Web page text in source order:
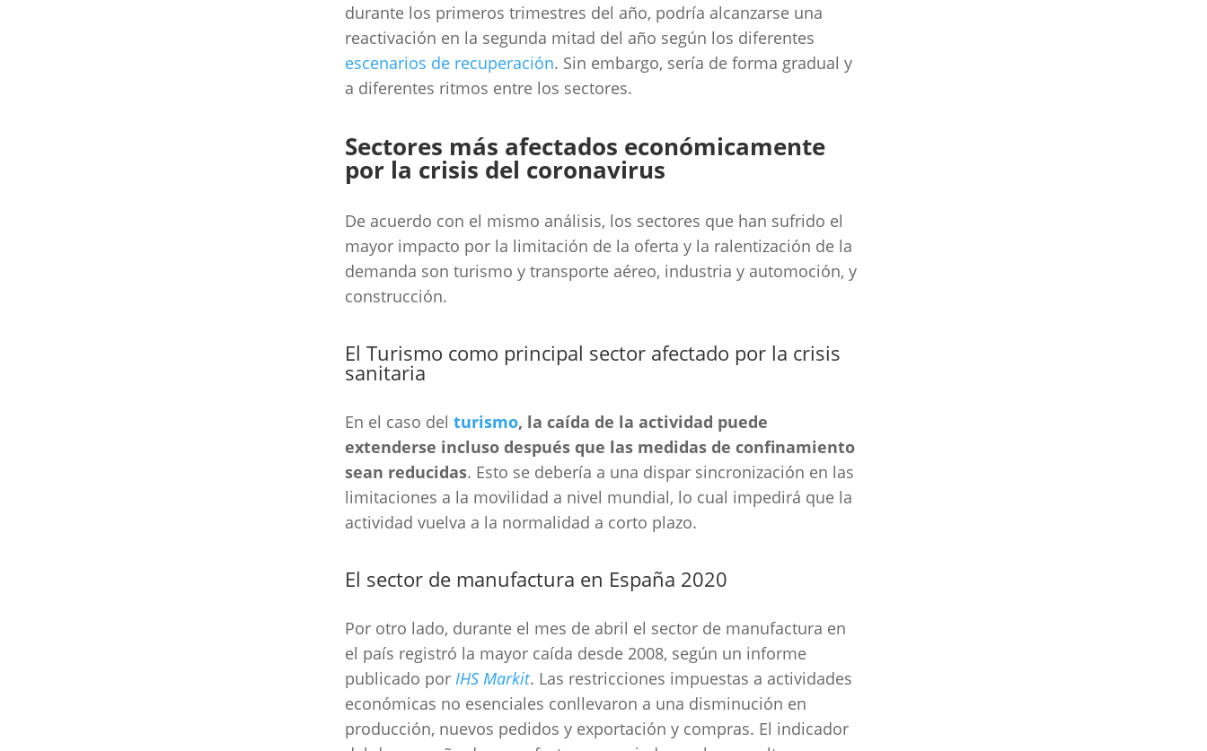
durante los primeros trimestres del año, podría alcanzarse una
reactivación en la segunda mitad del año según los diferentes
escenarios de recuperación. Sin embargo, sería de forma gradual y
a diferentes ritmos entre los sectores.
Sectores más afectados económicamente
por la crisis del coronavirus
De acuerdo con el mismo análisis, los sectores que han sufrido el
mayor impacto por la limitación de la oferta y la ralentización de la
demanda son turismo y transporte aéreo, industria y automoción, y
construcción.
El Turismo como principal sector afectado por la crisis
sanitaria
En el caso del turismo, la caída de la actividad puede
extenderse incluso después que las medidas de confinamiento
sean reducidas. Esto se debería a una dispar sincronización en las
limitaciones a la movilidad a nivel mundial, lo cual impedirá que la
actividad vuelva a la normalidad a corto plazo.
El sector de manufactura en España 2020
Por otro lado, durante el mes de abril el sector de manufactura en
el país registró la mayor caída desde 2008, según un informe
publicado por IHS Markit. Las restricciones impuestas a actividades
económicas no esenciales conllevaron a una disminución en
producción, nuevos pedidos y exportación y compras. El indicador